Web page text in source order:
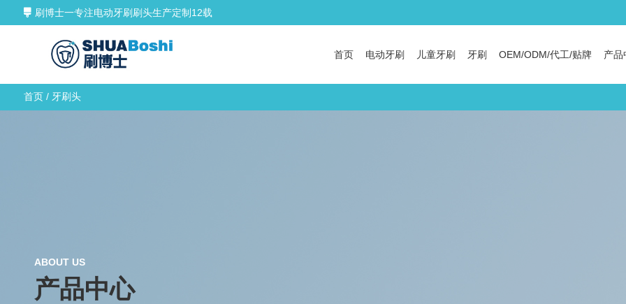
刷博士一专注电动牙刷刷头生产定制12载
首页 电动牙刷 儿童牙刷 牙刷 OEM/ODM/代工/贴牌 产品
首页/ 牙刷头
ABOUT US
产品中心